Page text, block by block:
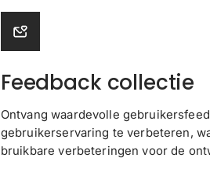
Feedback collectie
Ontvang waardevolle
gebruikerservaring te verbeteren,
bruikbare verbeteringen voor de